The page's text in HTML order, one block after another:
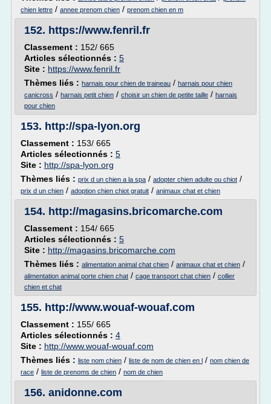
chien lettre / annee prenom chien / prenom chien en m
152. https://www.fenril.fr
Classement : 152/ 665
Articles sélectionnés : 5
Site : https://www.fenril.fr
Thèmes liés : harnais pour chien de traineau / harnais pour chien
canicross / harnais petit chien / choisir un chien de petite taille / harnais
pour chien
153. http://spa-lyon.org
Classement : 153/ 665
Articles sélectionnés : 5
Site : http://spa-lyon.org
Thèmes liés : prix d un chien a la spa / adopter chien adulte ou chiot /
prix d un chien / adoption chien chiot gratuit / animaux chat et chien
154. http://magasins.bricomarche.com
Classement : 154/ 665
Articles sélectionnés : 5
Site : http://magasins.bricomarche.com
Thèmes liés : alimentation animal chat chien / animaux chat et chien /
alimentation animal porte chien chat / cage transport chat chien / collier
chien et chat
155. http://www.wouaf-wouaf.com
Classement : 155/ 665
Articles sélectionnés : 4
Site : http://www.wouaf-wouaf.com
Thèmes liés : liste nom chien / liste de nom de chien en l / nom chien de
race / liste de prenoms de chien / nom de chien
156. anidonne.com